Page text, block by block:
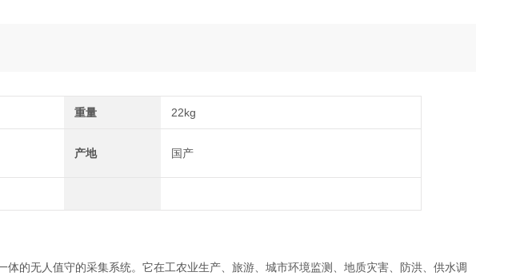
重量 22kg
产地 国产
体的无人值守的采集系统。它在工农业生产、旅游、城市环境监测、地质灾害、防洪、供水调